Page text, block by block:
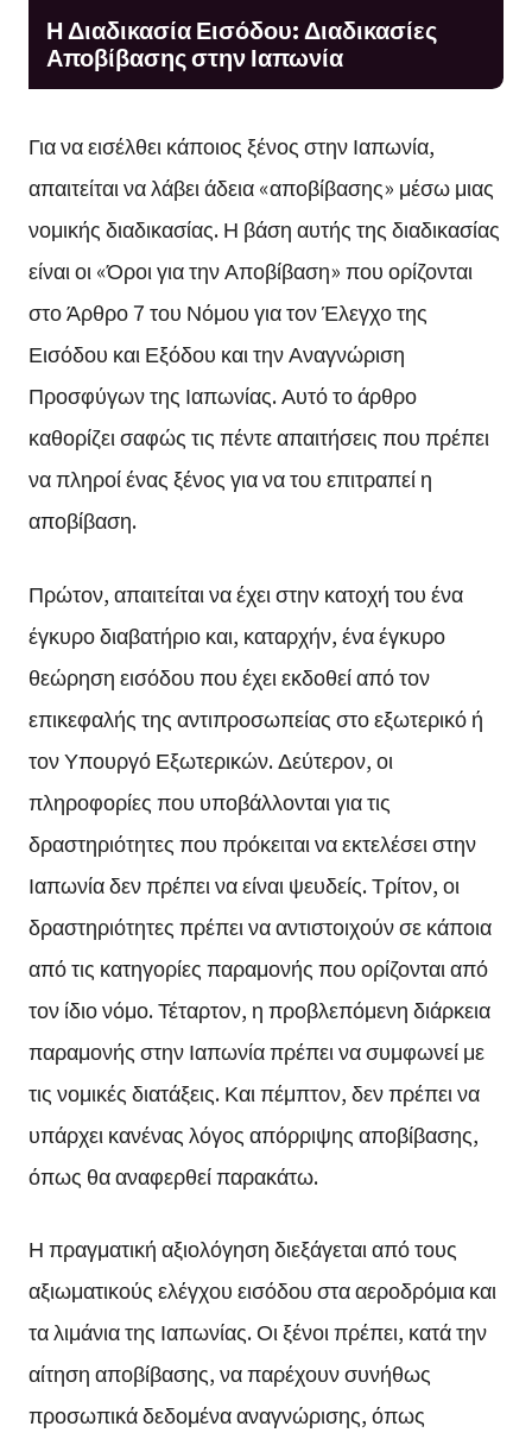
Η Διαδικασία Εισόδου: Διαδικασίες
Αποβίβασης στην Ιαπωνία
Για να εισέλθει κάποιος ξένος στην Ιαπωνία,
απαιτείται να λάβει άδεια «αποβίβασης» μέσω μιας
νομικής διαδικασίας. Η βάση αυτής της διαδικασίας
είναι οι «Όροι για την Αποβίβαση» που ορίζονται
στο Άρθρο 7 του Νόμου για τον Έλεγχο της
Εισόδου και Εξόδου και την Αναγνώριση
Προσφύγων της Ιαπωνίας. Αυτό το άρθρο
καθορίζει σαφώς τις πέντε απαιτήσεις που πρέπει
να πληροί ένας ξένος για να του επιτραπεί η
αποβίβαση.
Πρώτον, απαιτείται να έχει στην κατοχή του ένα
έγκυρο διαβατήριο και, καταρχήν, ένα έγκυρο
θεώρηση εισόδου που έχει εκδοθεί από τον
επικεφαλής της αντιπροσωπείας στο εξωτερικό ή
τον Υπουργό Εξωτερικών. Δεύτερον, οι
πληροφορίες που υποβάλλονται για τις
δραστηριότητες που πρόκειται να εκτελέσει στην
Ιαπωνία δεν πρέπει να είναι ψευδείς. Τρίτον, οι
δραστηριότητες πρέπει να αντιστοιχούν σε κάποια
από τις κατηγορίες παραμονής που ορίζονται από
τον ίδιο νόμο. Τέταρτον, η προβλεπόμενη διάρκεια
παραμονής στην Ιαπωνία πρέπει να συμφωνεί με
τις νομικές διατάξεις. Και πέμπτον, δεν πρέπει να
υπάρχει κανένας λόγος απόρριψης αποβίβασης,
όπως θα αναφερθεί παρακάτω.
Η πραγματική αξιολόγηση διεξάγεται από τους
αξιωματικούς ελέγχου εισόδου στα αεροδρόμια και
τα λιμάνια της Ιαπωνίας. Οι ξένοι πρέπει, κατά την
αίτηση αποβίβασης, να παρέχουν συνήθως
προσωπικά δεδομένα αναγνώρισης, όπως